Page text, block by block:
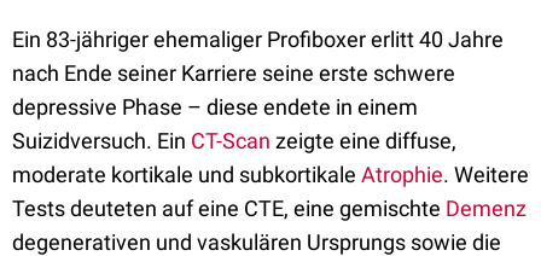
Ein 83-jähriger ehemaliger Profiboxer erlitt 40 Jahre
nach Ende seiner Karriere seine erste schwere
depressive Phase – diese endete in einem
Suizidversuch. Ein CT-Scan zeigte eine diffuse,
moderate kortikale und subkortikale Atrophie. Weitere
Tests deuteten auf eine CTE, eine gemischte Demenz
degenerativen und vaskulären Ursprungs sowie die